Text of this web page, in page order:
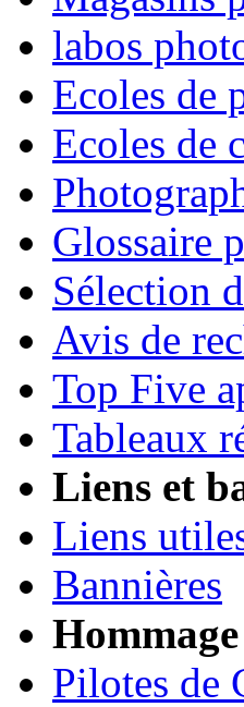
labos
Ecoles de
Ecoles de
Glossaire
Sélection
Avis de
Top Five
Tableaux
Liens et
Liens
Bannières
Hommage
Pilotes de